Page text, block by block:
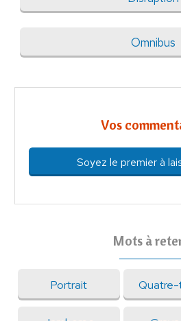
Omnibus
Vos
Soyez le premier à
Mots à
Portrait